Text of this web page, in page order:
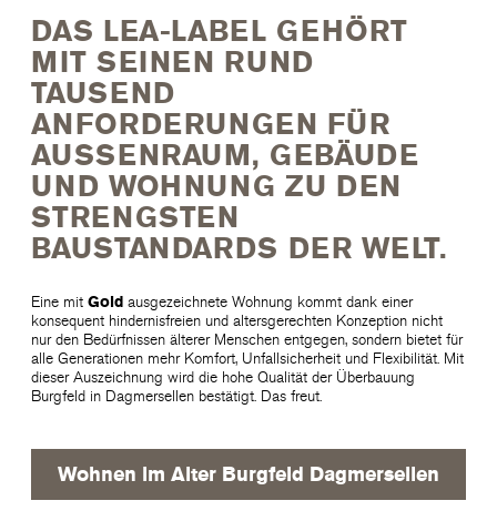
DAS LEA-LABEL GEHÖRT
MIT SEINEN RUND
TAUSEND
ANFORDERUNGEN FÜR
AUSSENRAUM, GEBÄUDE
UND WOHNUNG ZU DEN
STRENGSTEN
BAUSTANDARDS DER WELT.
Eine mitGold ausgezeichnete Wohnung kommt dank einer
konsequent hindernisfreien und altersgerechten Konzeption nicht
nur den Bedürfnissen älterer Menschen entgegen, sondern bietet für
alle Generationen mehr Komfort, Unfallsicherheit und Flexibilität. Mit
dieser Auszeichnung wird die hohe Qualität der Überbauung
Burgfeld in Dagmersellen bestätigt. Das freut.
Wohnen im Alter Burgfeld Dagmersellen